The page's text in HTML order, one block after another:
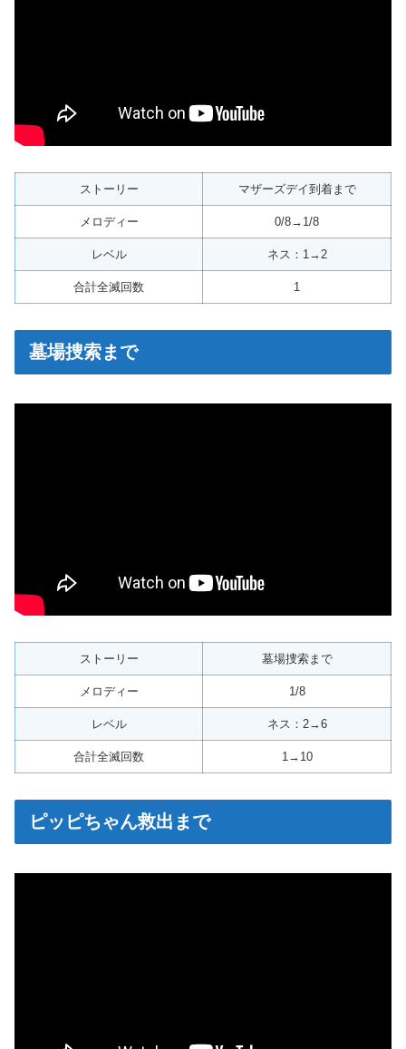
ストーリー マザーズデイ到着まで
メロディー 0/8→1/8
レベル ネス：1→2
合計全滅回数 1
墓場捜索まで
ストーリー 墓場捜索まで
メロディー 1/8
レベル ネス：2→6
合計全滅回数 1→10
ピッピちゃん救出まで